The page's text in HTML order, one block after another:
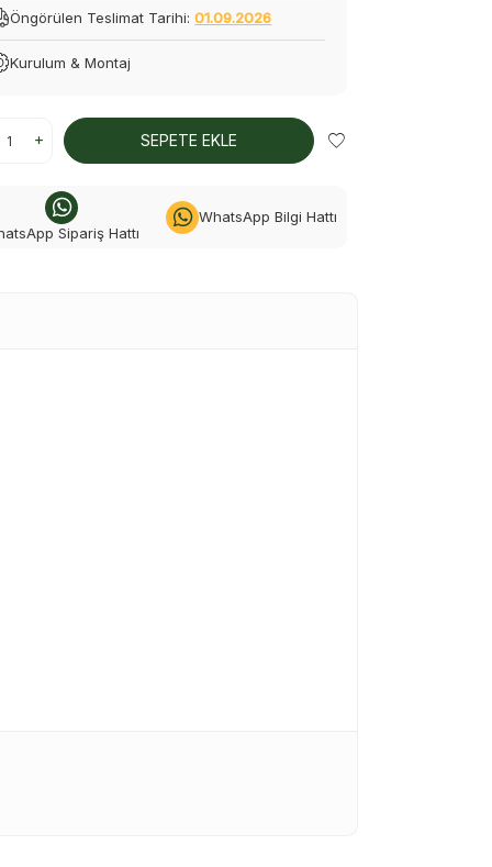
Öngörülen Teslimat Tarihi:01.09.2026
Kurulum & Montaj
SEPETE EKLE
Sipariş Hattı
WhatsApp Bilgi Hattı